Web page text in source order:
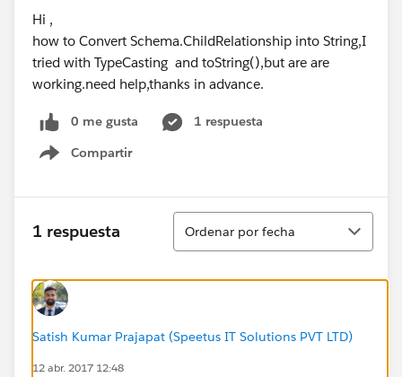
Hi ,
how to Convert Schema.ChildRelationship into String,I
tried with TypeCasting and toString(),but are are
working.need help,thanks in advance.
0 me gusta
1 respuesta
Compartir
Show menu
1 respuesta
Ordenar
Ordenar por fecha
Satish Kumar Prajapat (Speetus IT Solutions PVT LTD)
12 abr. 2017 12:48